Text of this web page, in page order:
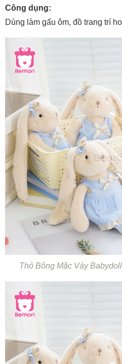
Công dụng:
Dùng làm gấu ôm, đồ trang trí
Thỏ Bông Mặc Váy